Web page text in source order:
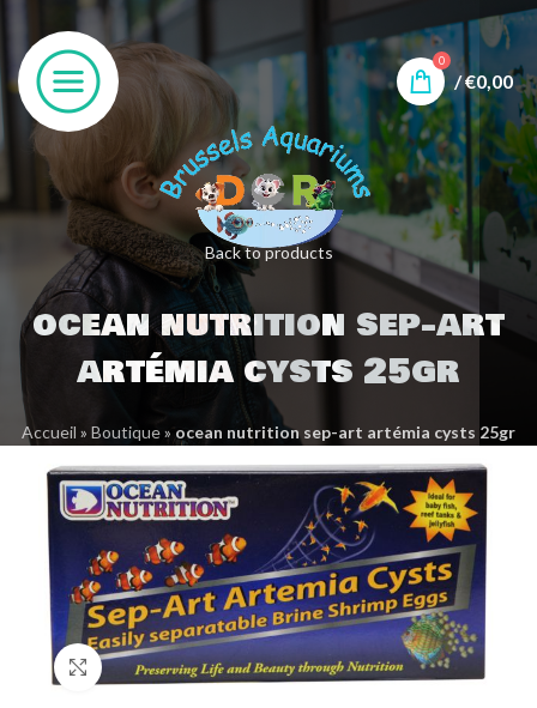
0
/€0,00
Back to products
ocean nutrition sep-art
artémia cysts 25gr
Accueil » Boutique» ocean nutrition sep-art artémia cysts 25gr
Click to enlarge